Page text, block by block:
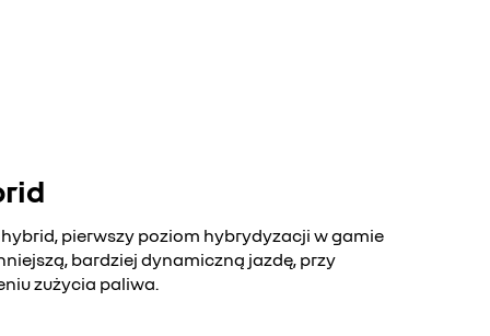
pierwszy poziom hybrydyzacji w gamie
bardziej dynamiczną jazdę, przy
zużycia paliwa.